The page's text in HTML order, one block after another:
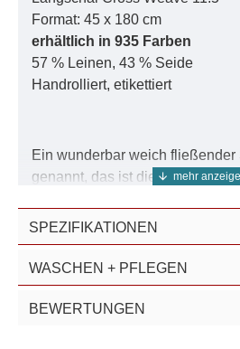
Format: 45 x 180 cm
erhältlich in 935 Farben
57 % Leinen, 43 % Seide
Handrolliert, etikettiert
Ein wunderbar weich fließender
genannt, das ist die englische
sehr lose gewebtes Gewebe
Besonders schön lässt sich
Färbe-Technik gestalten. Durch
der besonderen Leinenqualität
fast metallischer Glanz - ganz
SPEZIFIKATIONEN
WASCHEN + PFLEGEN
BEWERTUNGEN